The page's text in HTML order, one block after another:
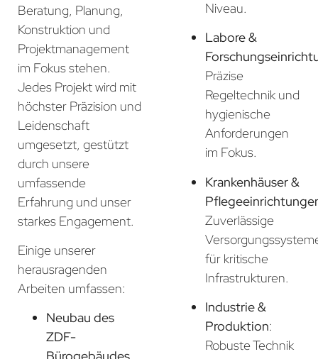
Beratung, Planung,
Konstruktion und
Projektmanagement
im Fokus stehen.
Jedes Projekt wird mit
höchster Präzision und
Leidenschaft
umgesetzt, gestützt
durch unsere
umfassende
Erfahrung und unser
starkes Engagement.
Einige unserer
herausragenden
Arbeiten umfassen:
Neubau des
ZDF-
Niveau.
Labore &
Präzise
Regeltechnik und
hygienische
Anforderungen
im Fokus.
Krankenhäuser &
Zuverlässige
für kritische
Infrastrukturen.
Industrie &
Produktion:
Robuste Technik